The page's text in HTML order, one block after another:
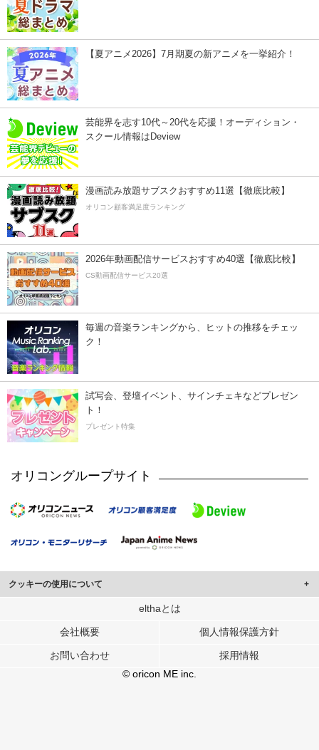
【夏アニメ2026】7月期夏の新アニメを一挙紹介！
芸能界を志す10代～20代を応援！オーディション・
スクール情報はDeview
漫画読み放題サブスクおすすめ11選【徹底比較】
オリコン顧客満足度ランキング
2026年動画配信サービスおすすめ40選【徹底比較】
CS動画配信サービス20選
毎週の音楽ランキングから、ヒットの推移をチェッ
ク！
試写会、登壇イベント、サインチェキなどプレゼン
ト！
プレゼント特集
オリコングループサイト
クッキーの使用について
このサイトでは Cookie を使用して、ユーザーに合わせたコンテンツや広告の
行っています。
メディアや広告配信、データ解析の各パートナーに提供しています。
各パートナーは、この情報とユーザーが各パートナーに提供した他の情報や、
ユーザーが各パートナーのサービスを使用したときに収集した他の情報を組み
elthaとは
会社概要 個人情報保護方針
お問い合わせ
採用情報
© oricon ME inc.